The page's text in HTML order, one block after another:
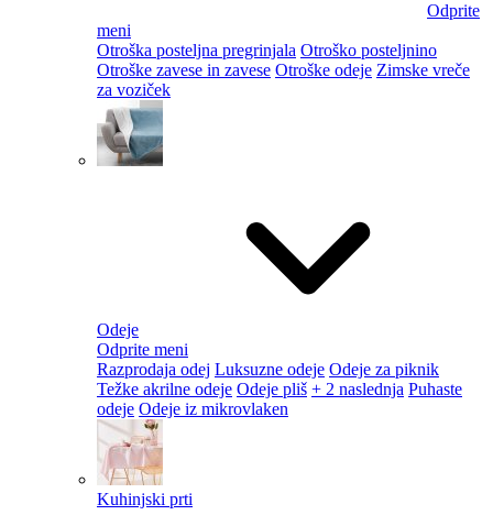
Odprite
meni
Otroška posteljna pregrinjala Otroško posteljnino
Otroške zavese in zavese Otroške odeje Zimske vreče
za voziček
Odeje
Odprite meni
Razprodaja odej Luksuzne odeje Odeje za piknik
Težke akrilne odeje Odeje pliš + 2 naslednja Puhaste
odeje Odeje iz mikrovlaken
Kuhinjski prti